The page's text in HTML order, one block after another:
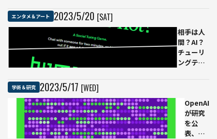
ー富
士
通、
理
東北
大
すべき未
来とは
エンタメ＆アート 2023/5/20 [SAT]
相手は人
間？AI？
チューリ
ングテス
or not
?」をプレ
イしてみ
学術＆研究 2023/5/17 [WED]
OpenAI
が研究
を公
表、